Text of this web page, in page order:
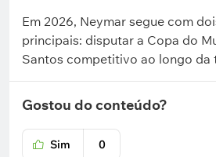
Em 2026, Neymar segue com
principais: disputar a Copa do
Santos competitivo ao longo da
Gostou do conteúdo?
Sim 0